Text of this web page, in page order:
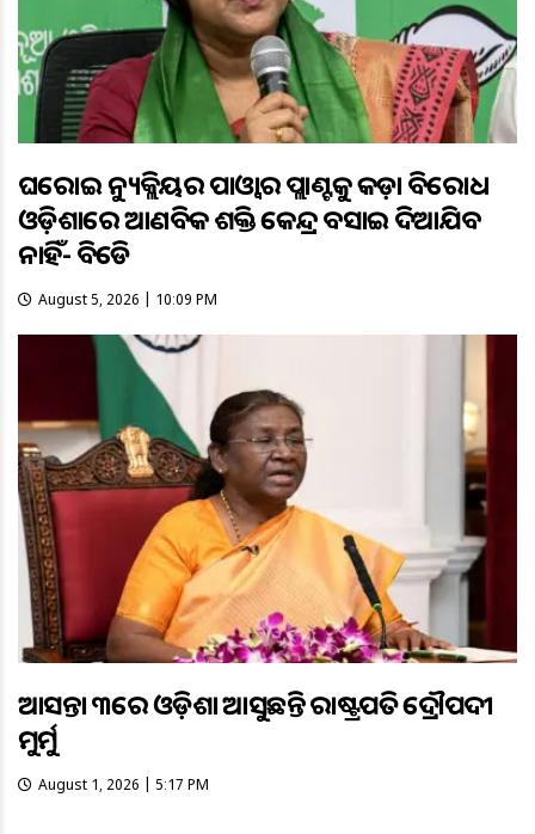
ଘରୋଇ ନ୍ୟୁକ୍ଲିୟର ପାଓ୍ବାର ପ୍ଲାଣ୍ଟକୁ କଡ଼ା ବିରୋଧ
ଓଡ଼ିଶାରେ ଆଣବିକ ଶକ୍ତି କେନ୍ଦ୍ର ବସାଇ ଦିଆଯିବ
ନାହିଁ- ବିଜେଡି
August 5, 2026 | 10:09 PM
ଆସନ୍ତା ୩ରେ ଓଡ଼ିଶା ଆସୁଛନ୍ତି ରାଷ୍ଟ୍ରପତି ଦ୍ରୌପଦୀ
ମୁର୍ମୁ
August 1, 2026 | 5:17 PM